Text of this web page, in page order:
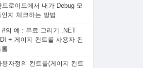
로이드에서 내가 Debug 모
인지 체크하는 방법
의 예 : 무료 그리기 .NET
+ 게이지 컨트롤 사용자 컨
롤
자정의 컨트롤(게이지 컨트